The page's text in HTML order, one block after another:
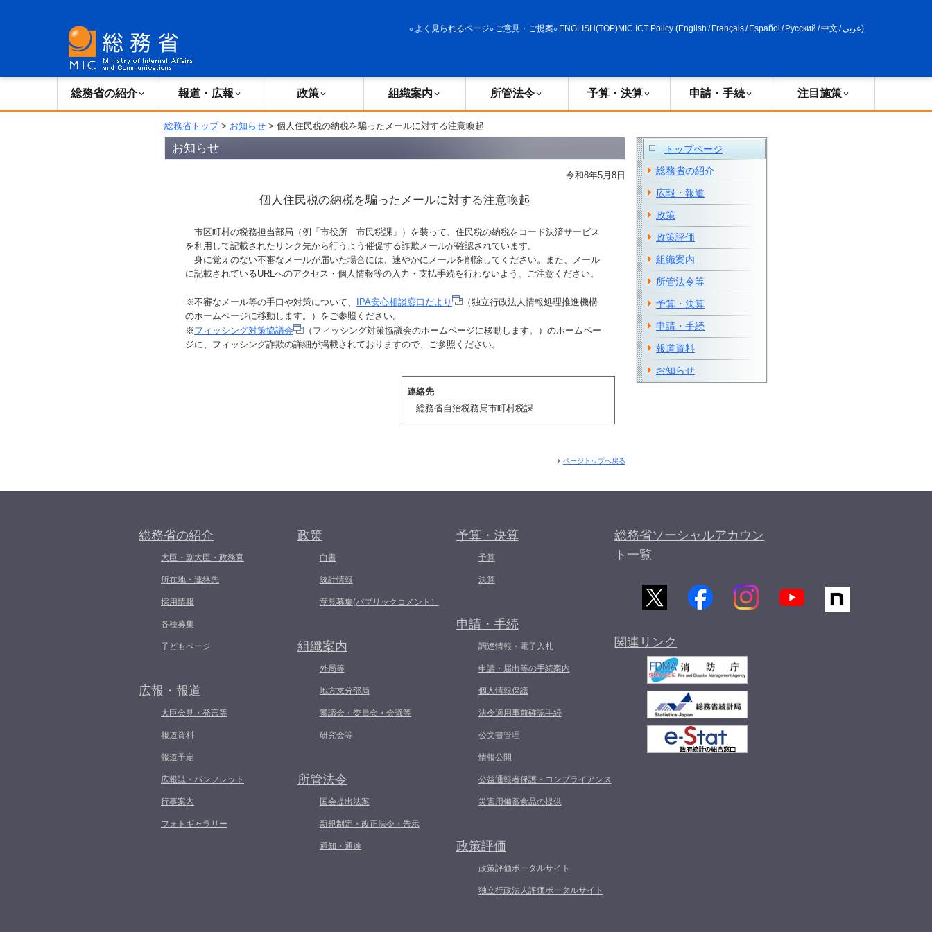
よく見られるページ ご意見・ご提案 ENGLISH(TOP)MIC ICT Policy (English / Français/ Español / Русский /中文 /عربي)
総務省の紹介 報道・広報 政策 組織案内 所管法令 予算・決算 申請・手続 注目施策
総務省トップ> お知らせ > 個人住民税の納税を騙ったメールに対する注意喚起
お知らせ
令和8年5月8日
個人住民税の納税を騙ったメールに対する注意喚起
市区町村の税務担当部局（例「市役所 市民税課」）を装って、住民税の納税をコード決済サービス
を利用して記載されたリンク先から行うよう催促する詐欺メールが確認されています。
身に覚えのない不審なメールが届いた場合には、速やかにメールを削除してください。また、メール
に記載されているURLへのアクセス・個人情報等の入力・支払手続を行わないよう、ご注意ください。
※不審なメール等の手口や対策について、 IPA安心相談窓口だより
（独立行政法人情報処理推進機構
のホームページに移動します。）をご参照ください。
※ フィッシング対策協議会
（フィッシング対策協議会のホームページに移動します。）のホームペー
ジに、フィッシング詐欺の詳細が掲載されておりますので、ご参照ください。
連絡先
総務省自治税務局市町村税課
ページトップへ戻る
トップページ
総務省の紹介
広報・報道
政策
政策評価
組織案内
所管法令等
予算・決算
申請・手続
報道資料
お知らせ
総務省の紹介
大臣・副大臣・政務官
所在地・連絡先
採用情報
各種募集
子どもページ
広報・報道
大臣会見・発言等
報道資料
報道予定
広報誌・パンフレット
行事案内
フォトギャラリー
政策
白書
統計情報
意見募集(パブリックコメント）
組織案内
外局等
地方支分部局
審議会・委員会・会議等
研究会等
所管法令
国会提出法案
新規制定・改正法令・告示
通知・通達
予算・決算
予算
決算
申請・手続
調達情報・電子入札
申請・届出等の手続案内
個人情報保護
法令適用事前確認手続
公文書管理
情報公開
公益通報者保護・コンプライアンス
災害用備蓄食品の提供
政策評価
政策評価ポータルサイト
独立行政法人評価ポータルサイト
総務省ソーシャルアカウン
ト一覧
関連リンク